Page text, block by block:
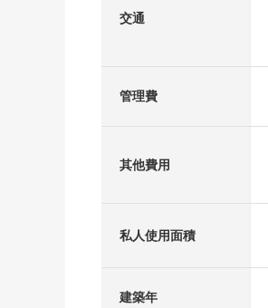
交通
管理費
其他費用
私人使用面積
建築年